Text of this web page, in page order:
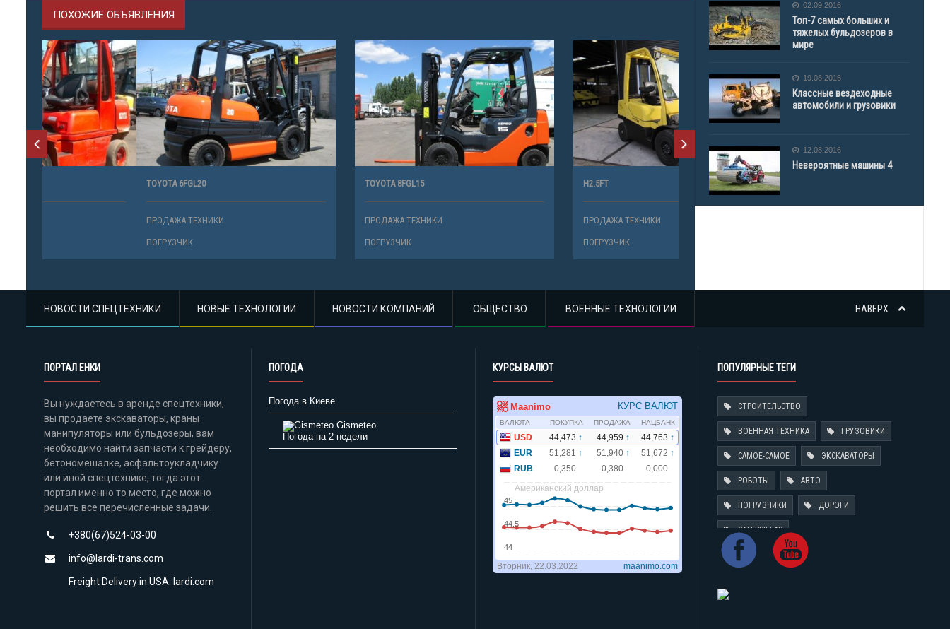
ПОХОЖИЕ ОБЪЯВЛЕНИЯ
02.09.2016
Топ-7 самых больших и
тяжелых бульдозеров в
мире
19.08.2016
Классные вездеходные
автомобили и грузовики
12.08.2016
Невероятные машины 4
НАВЕРХ
НОВОСТИ СПЕЦТЕХНИКИ НОВЫЕ ТЕХНОЛОГИИ НОВОСТИ КОМПАНИЙ ОБЩЕСТВО ВОЕННЫЕ ТЕХНОЛОГИИ
ПОРТАЛ ЕНКИ
Вы нуждаетесь в аренде спецтехники,
вы продаете экскаваторы, краны
манипуляторы или бульдозеры, вам
необходимо найти запчасти к грейдеру,
бетономешалке, асфальтоукладчику
или иной спецтехнике, тогда этот
портал именно то место, где можно
решить все перечисленные задачи.
+380(67)524-03-00
info@lardi-trans.com
Freight Delivery in USA: lardi.com
ПОГОДА
Погода в Киеве
Gismeteo
Погода на 2 недели
КУРСЫ ВАЛЮТ ПОПУЛЯРНЫЕ ТЕГИ
СТРОИТЕЛЬСТВО
ВОЕННАЯ ТЕХНИКА ГРУЗОВИКИ
САМОЕ-САМОЕ ЭКСКАВАТОРЫ
РОБОТЫ АВТО
ПОГРУЗЧИКИ ДОРОГИ
CATERPILLAR